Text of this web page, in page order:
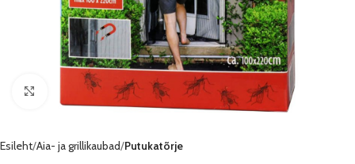
Vaata pilti
Esileht Aia- ja grillikaubad Putukatõrje